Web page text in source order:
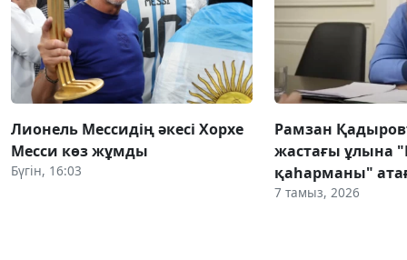
Лионель Мессидің әкесі Хорхе
Месси көз жұмды
Бүгін, 16:03
Рамзан
жастағы ұлына
қаһарманы"
7 тамыз, 2026